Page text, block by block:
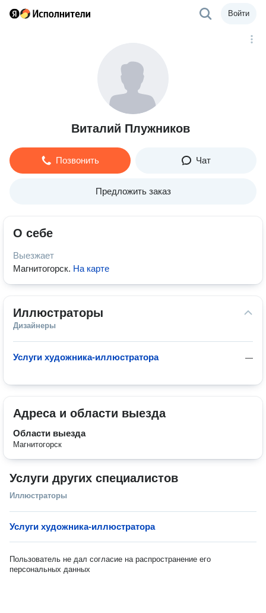
Войти
Виталий Плужников
Позвонить Чат
Предложить заказ
О себе
Выезжает
Магнитогорск. На карте
Иллюстраторы
Дизайнеры
—
Услуги художника-иллюстратора
Адреса и области выезда
Области выезда
Магнитогорск
Услуги других специалистов
Иллюстраторы
Услуги художника-иллюстратора
Пользователь не дал согласие на распространение его
персональных данных